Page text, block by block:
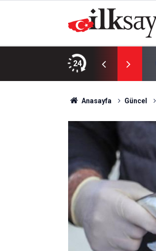
24
34 dereceyi gösterecek
Anasayfa Güncel